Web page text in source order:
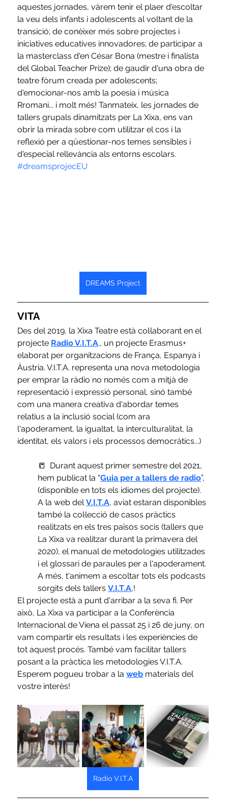
aquestes jornades, vàrem tenir el plaer d'escoltar
la veu dels infants i adolescents al voltant de la
transició; de conèixer més sobre projectes i
iniciatives educatives innovadores; de participar a
la masterclass d'en César Bona (mestre i finalista
del Global Teacher Prize); de gaudir d'una obra de
teatre fòrum creada per adolescents;
d'emocionar-nos amb la poesia i música
Rromani... i molt més! Tanmateix, les jornades de
tallers grupals dinamitzats per La Xixa, ens van
obrir la mirada sobre com utilitzar el cos i la
reflexió per a qüestionar-nos temes sensibles i
d'especial rellevància als entorns escolars.
#dreamsprojecEU
DREAMS Project
VITA
Des del 2019, la Xixa Teatre està col·laborant en el
projecte Radio V.I.T.A., un projecte Erasmus+
elaborat per organitzacions de França, Espanya i
Àustria. V.I.T.A. representa una nova metodologia
per emprar la ràdio no només com a mitjà de
representació i expressió personal, sinó també
com una manera creativa d'abordar temes
relatius a la inclusió social (com ara
l'apoderament, la igualtat, la interculturalitat, la
identitat, els valors i els processos democràtics...)
📒  Durant aquest primer semestre del 2021,
hem publicat la “Guia per a tallers de radio”,
(disponible en tots els idiomes del projecte).
A la web del V.I.T.A, aviat estaran disponibles
també la col·lecció de casos pràctics
realitzats en els tres països socis (tallers que
La Xixa va realitzar durant la primavera del
2020), el manual de metodologies utilitzades
i el glossari de paraules per a l'apoderament.
A més, t'animem a escoltar tots els podcasts
sorgits dels tallers V.I.T.A,!
El projecte està a punt d'arribar a la seva fi. Per
això, La Xixa va participar a la Conferència
Internacional de Viena el passat 25 i 26 de juny, on
vam compartir els resultats i les experiències de
tot aquest procés. També vam facilitar tallers
posant a la pràctica les metodologies V.I.T.A.
Esperem pogueu trobar a la web materials del
vostre interès!
Radio V.I.T.A